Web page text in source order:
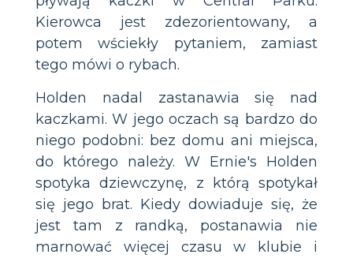
Kierowca jest zdezorientowany, a
potem wściekły pytaniem, zamiast
tego mówi o rybach.
Holden nadal zastanawia się nad
kaczkami. W jego oczach są bardzo do
niego podobni: bez domu ani miejsca,
do którego należy. W Ernie's Holden
spotyka dziewczynę, z którą spotykał
się jego brat. Kiedy dowiaduje się, że
jest tam z randką, postanawia nie
marnować więcej czasu w klubie i